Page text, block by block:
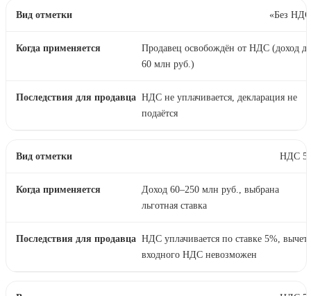
«Без
Продавец освобождён от НДС (доход
60 млн руб.)
НДС не уплачивается, декларация не
подаётся
НДС
Доход 60–250 млн руб., выбрана
льготная ставка
НДС уплачивается по ставке 5%, вычет
входного НДС невозможен